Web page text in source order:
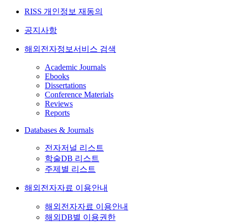
RISS 개인정보 재동의
공지사항
해외전자정보서비스 검색
Academic Journals
Ebooks
Dissertations
Conference Materials
Reviews
Reports
Databases & Journals
전자저널 리스트
학술DB 리스트
주제별 리스트
해외전자자료 이용안내
해외전자자료 이용안내
해외DB별 이용권한